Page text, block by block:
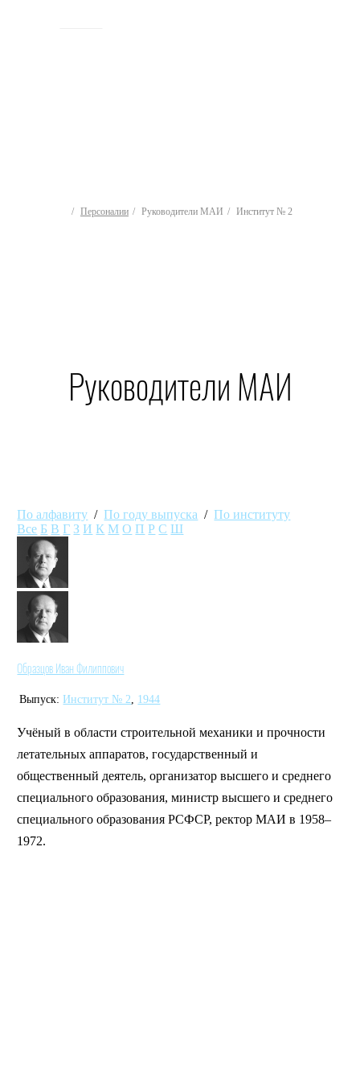
Персоналии Руководители МАИ Институт № 2
Руководители МАИ
По алфавиту /По году выпуска /По институту
Все Б В Г З И К М О П Р С Ш
Образцов Иван Филиппович
Выпуск: Институт № 2 1944
Учёный в области строительной механики и прочности
летательных аппаратов, государственный и
общественный деятель, организатор высшего и среднего
специального образования, министр высшего и среднего
специального образования РСФСР, ректор МАИ в 1958–
1972.